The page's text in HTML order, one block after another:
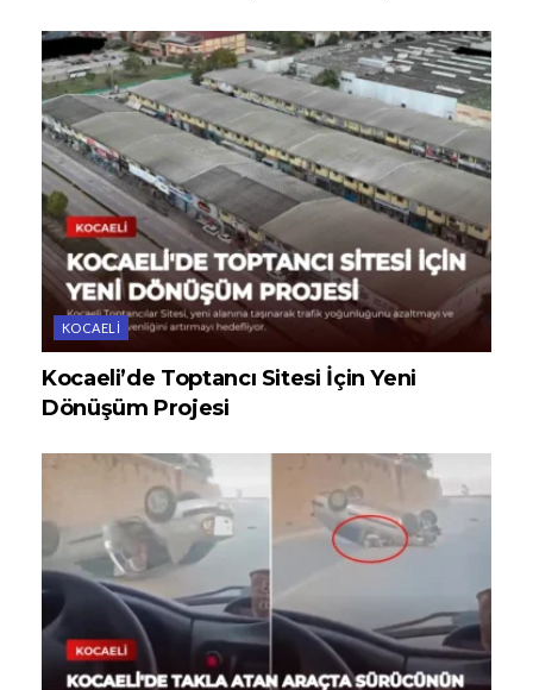
KOCAELI
Kocaeli’de Toptancı Sitesi İçin Yeni
Dönüşüm Projesi